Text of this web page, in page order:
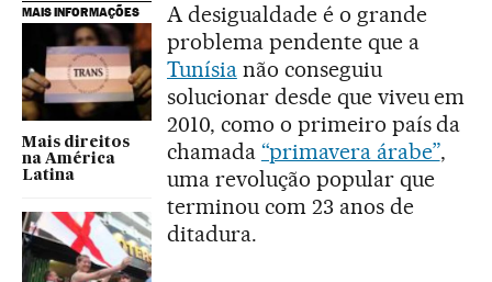
MAIS INFORMAÇÕES
Mais direitos
na América
Latina
A desigualdade é o grande
problema pendente que a
Tunísianão conseguiu
solucionar desde que viveu em
2010, como o primeiro país da
chamada “primavera árabe”,
uma revolução popular que
terminou com 23 anos de
ditadura.